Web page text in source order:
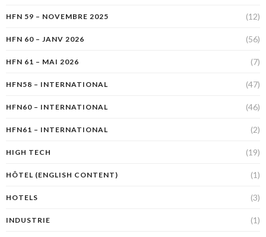
HFN 59 – NOVEMBRE 2025 (12)
HFN 60 – JANV 2026 (56)
HFN 61 – MAI 2026 (7)
HFN58 – INTERNATIONAL (47)
HFN60 – INTERNATIONAL (46)
HFN61 – INTERNATIONAL (2)
HIGH TECH (19)
HÔTEL (ENGLISH CONTENT) (1)
HOTELS (3)
INDUSTRIE (1)